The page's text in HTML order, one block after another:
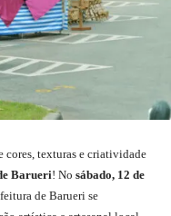
cores, texturas e criatividade
Barueri! No sábado, 12 de
de Barueri se